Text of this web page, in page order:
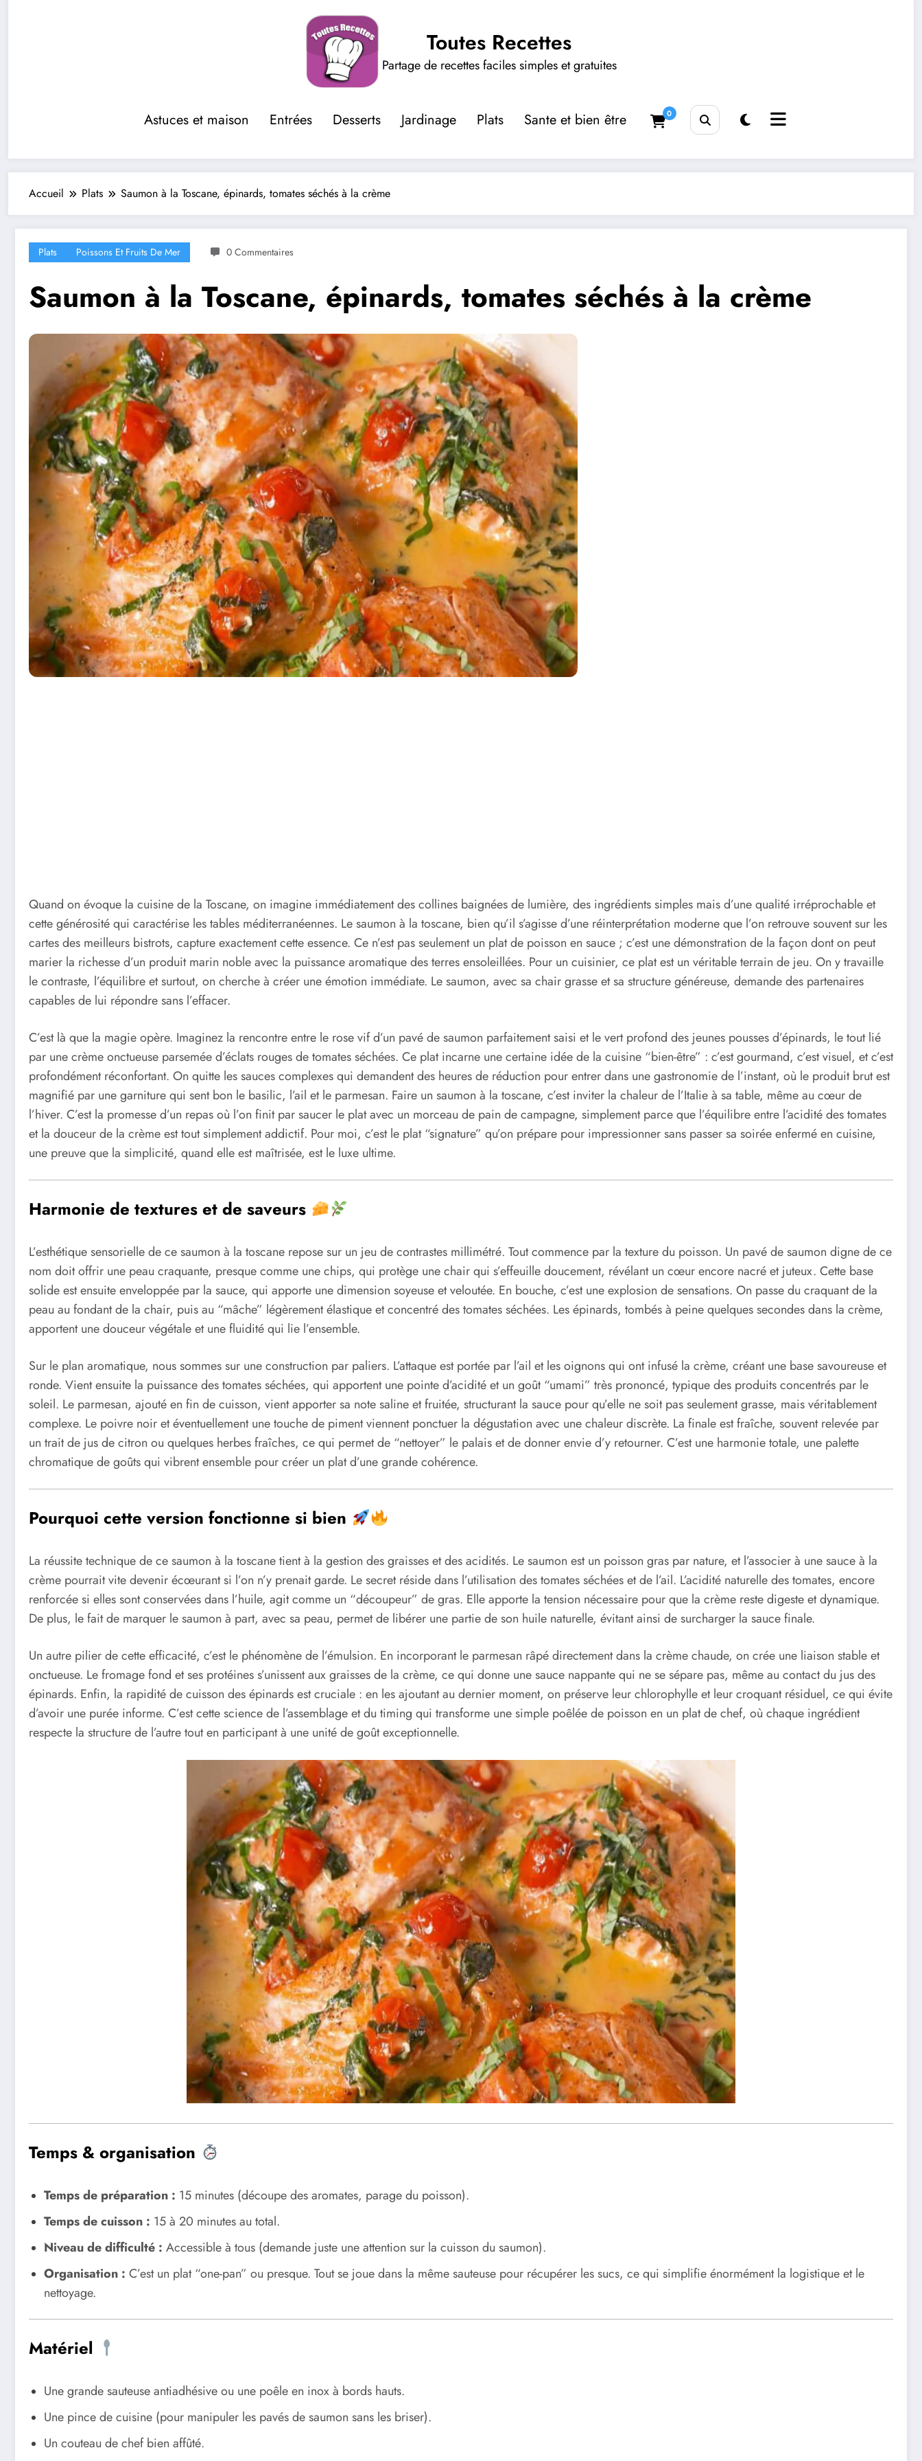
Toutes Recettes
Partage de recettes faciles simples et gratuites
Astuces et maison Entrées Desserts Jardinage Plats Sante et bien être 0
Accueil Plats Saumon à la Toscane, épinards, tomates séchés à la crème
Plats Poissons Et Fruits De Mer 0 Commentaires
Saumon à la Toscane, épinards, tomates séchés à la crème
Quand on évoque la cuisine de la Toscane, on imagine immédiatement des collines baignées de lumière, des ingrédients simples mais d’une qualité irréprochable et
cette générosité qui caractérise les tables méditerranéennes. Le saumon à la toscane, bien qu’il s’agisse d’une réinterprétation moderne que l’on retrouve souvent sur les
cartes des meilleurs bistrots, capture exactement cette essence. Ce n’est pas seulement un plat de poisson en sauce ; c’est une démonstration de la façon dont on peut
marier la richesse d’un produit marin noble avec la puissance aromatique des terres ensoleillées. Pour un cuisinier, ce plat est un véritable terrain de jeu. On y travaille
le contraste, l’équilibre et surtout, on cherche à créer une émotion immédiate. Le saumon, avec sa chair grasse et sa structure généreuse, demande des partenaires
capables de lui répondre sans l’effacer.
C’est là que la magie opère. Imaginez la rencontre entre le rose vif d’un pavé de saumon parfaitement saisi et le vert profond des jeunes pousses d’épinards, le tout lié
par une crème onctueuse parsemée d’éclats rouges de tomates séchées. Ce plat incarne une certaine idée de la cuisine “bien-être” : c’est gourmand, c’est visuel, et c’est
profondément réconfortant. On quitte les sauces complexes qui demandent des heures de réduction pour entrer dans une gastronomie de l’instant, où le produit brut est
magnifié par une garniture qui sent bon le basilic, l’ail et le parmesan. Faire un saumon à la toscane, c’est inviter la chaleur de l’Italie à sa table, même au cœur de
l’hiver. C’est la promesse d’un repas où l’on finit par saucer le plat avec un morceau de pain de campagne, simplement parce que l’équilibre entre l’acidité des tomates
et la douceur de la crème est tout simplement addictif. Pour moi, c’est le plat “signature” qu’on prépare pour impressionner sans passer sa soirée enfermé en cuisine,
une preuve que la simplicité, quand elle est maîtrisée, est le luxe ultime.
Harmonie de textures et de saveurs
L’esthétique sensorielle de ce saumon à la toscane repose sur un jeu de contrastes millimétré. Tout commence par la texture du poisson. Un pavé de saumon digne de ce
nom doit offrir une peau craquante, presque comme une chips, qui protège une chair qui s’effeuille doucement, révélant un cœur encore nacré et juteux. Cette base
solide est ensuite enveloppée par la sauce, qui apporte une dimension soyeuse et veloutée. En bouche, c’est une explosion de sensations. On passe du craquant de la
peau au fondant de la chair, puis au “mâche” légèrement élastique et concentré des tomates séchées. Les épinards, tombés à peine quelques secondes dans la crème,
apportent une douceur végétale et une fluidité qui lie l’ensemble.
Sur le plan aromatique, nous sommes sur une construction par paliers. L’attaque est portée par l’ail et les oignons qui ont infusé la crème, créant une base savoureuse et
ronde. Vient ensuite la puissance des tomates séchées, qui apportent une pointe d’acidité et un goût “umami” très prononcé, typique des produits concentrés par le
soleil. Le parmesan, ajouté en fin de cuisson, vient apporter sa note saline et fruitée, structurant la sauce pour qu’elle ne soit pas seulement grasse, mais véritablement
complexe. Le poivre noir et éventuellement une touche de piment viennent ponctuer la dégustation avec une chaleur discrète. La finale est fraîche, souvent relevée par
un trait de jus de citron ou quelques herbes fraîches, ce qui permet de “nettoyer” le palais et de donner envie d’y retourner. C’est une harmonie totale, une palette
chromatique de goûts qui vibrent ensemble pour créer un plat d’une grande cohérence.
Pourquoi cette version fonctionne si bien
La réussite technique de ce saumon à la toscane tient à la gestion des graisses et des acidités. Le saumon est un poisson gras par nature, et l’associer à une sauce à la
crème pourrait vite devenir écœurant si l’on n’y prenait garde. Le secret réside dans l’utilisation des tomates séchées et de l’ail. L’acidité naturelle des tomates, encore
renforcée si elles sont conservées dans l’huile, agit comme un “découpeur” de gras. Elle apporte la tension nécessaire pour que la crème reste digeste et dynamique.
De plus, le fait de marquer le saumon à part, avec sa peau, permet de libérer une partie de son huile naturelle, évitant ainsi de surcharger la sauce finale.
Un autre pilier de cette efficacité, c’est le phénomène de l’émulsion. En incorporant le parmesan râpé directement dans la crème chaude, on crée une liaison stable et
onctueuse. Le fromage fond et ses protéines s’unissent aux graisses de la crème, ce qui donne une sauce nappante qui ne se sépare pas, même au contact du jus des
épinards. Enfin, la rapidité de cuisson des épinards est cruciale : en les ajoutant au dernier moment, on préserve leur chlorophylle et leur croquant résiduel, ce qui évite
d’avoir une purée informe. C’est cette science de l’assemblage et du timing qui transforme une simple poêlée de poisson en un plat de chef, où chaque ingrédient
respecte la structure de l’autre tout en participant à une unité de goût exceptionnelle.
Temps & organisation
Temps de préparation : 15 minutes (découpe des aromates, parage du poisson).
Temps de cuisson : 15 à 20 minutes au total.
Niveau de difficulté : Accessible à tous (demande juste une attention sur la cuisson du saumon).
Organisation : C’est un plat “one-pan” ou presque. Tout se joue dans la même sauteuse pour récupérer les sucs, ce qui simplifie énormément la logistique et le
nettoyage.
Matériel
Une grande sauteuse antiadhésive ou une poêle en inox à bords hauts.
Une pince de cuisine (pour manipuler les pavés de saumon sans les briser).
Un couteau de chef bien affûté.